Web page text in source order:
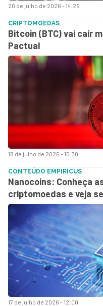
20 de julho de 2026 - 14:29
18 de julho de 2026 - 15:30
CRIPTOMOEDAS
Bitcoin (BTC) vai cair
Pactual
17 de julho de 2026 - 12:00
CONTEÚDO EMPIRICUS
Nanocoins: Conheça
criptomoedas e veja